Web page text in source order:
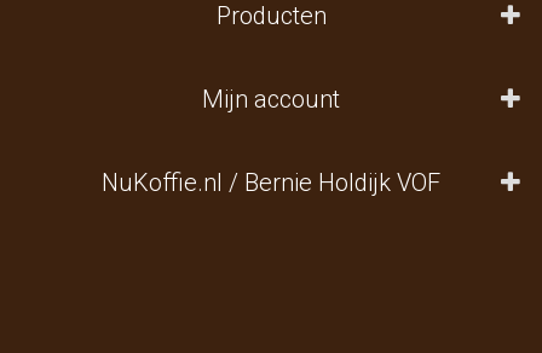
Producten
Mijn account
NuKoffie.nl / Bernie Holdijk VOF